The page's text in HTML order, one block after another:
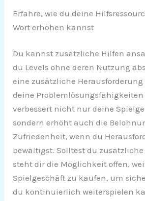
Erfahre, wie du deine
Wort erhöhen kannst
Du kannst zusätzliche Hilfen
du Levels ohne deren Nutzung
eine zusätzliche
deine Problemlösungsfähigkeiten
verbessert nicht nur deine
sondern erhöht auch die
Zufriedenheit, wenn du
bewältigst. Solltest du
steht dir die Möglichkeit offen,
Spielgeschäft zu kaufen, um
du kontinuierlich weiterspielen